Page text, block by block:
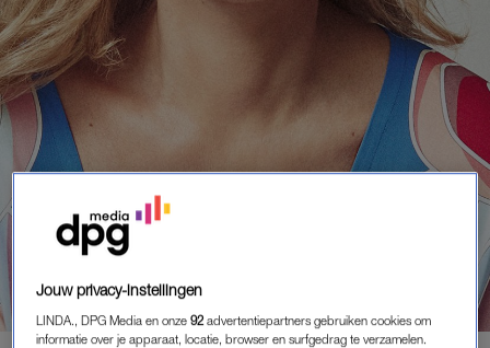
Jouw privacy-instellingen
LINDA., DPG Media en onze92 advertentiepartners gebruiken cookies om
informatie over je apparaat, locatie, browser en surfgedrag te verzamelen.